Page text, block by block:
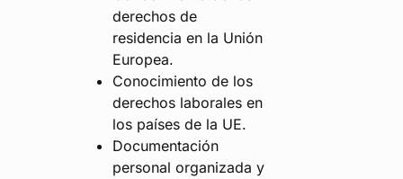
derechos de
residencia en la Unión
Europea.
Conocimiento de los
derechos laborales en
los países de la UE.
Documentación
personal organizada y